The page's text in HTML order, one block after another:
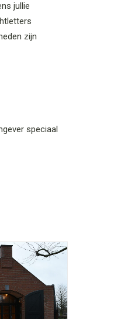
jullie
zijn
speciaal